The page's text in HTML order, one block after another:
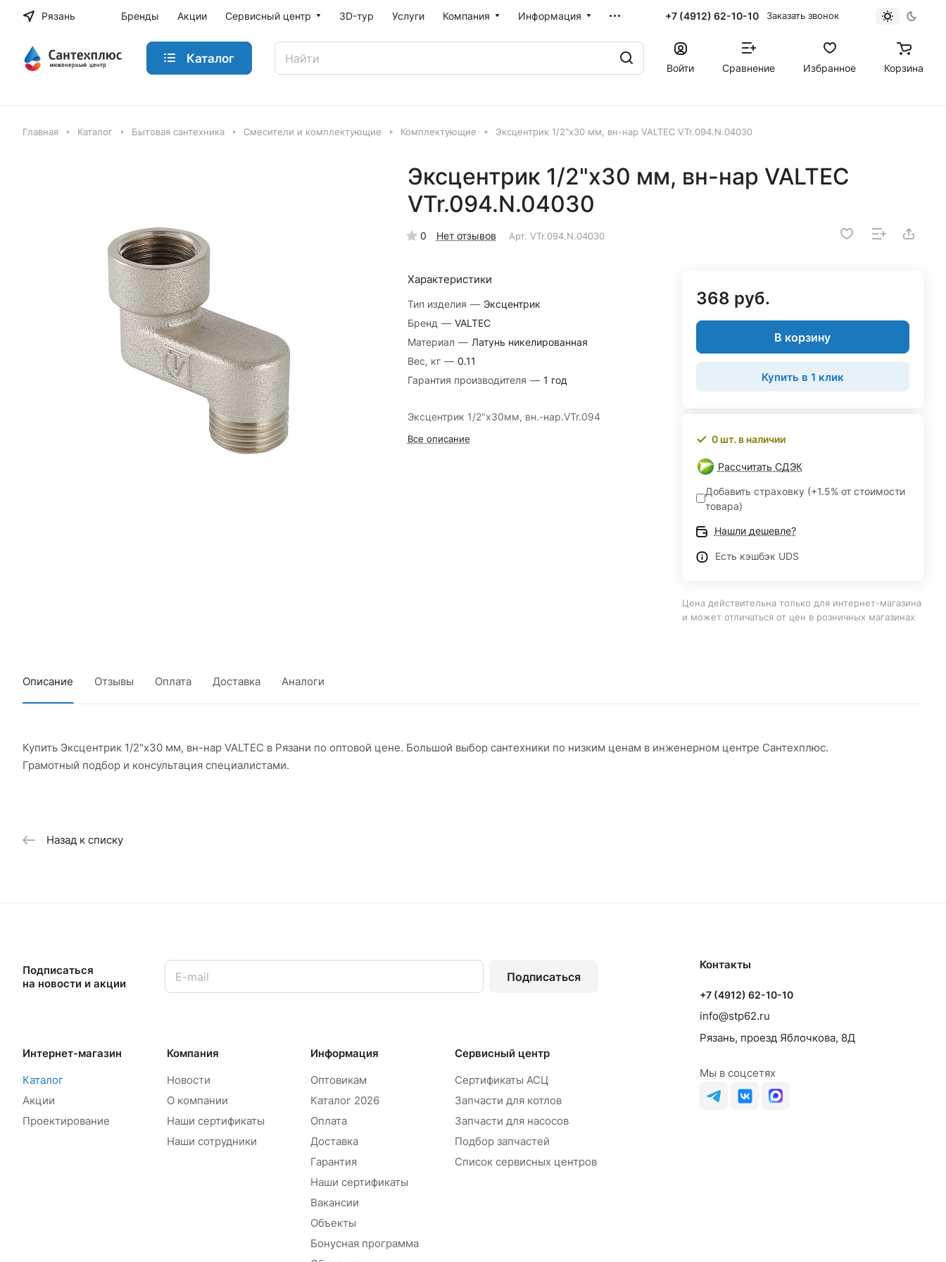
Рязань Бренды Акции Сервисный центр 3D-тур Услуги Компания Информация +7 (4912) 62-10-10 Заказать звонок
Каталог
Войти Сравнение Избранное Корзина
Главная Каталог Бытовая сантехника Смесители и комплектующие Комплектующие Эксцентрик 1/2"x30 мм, вн-нар VALTEC VTr.094.N.04030
Эксцентрик 1/2"x30 мм, вн-нар VALTEC
VTr.094.N.04030
0 Нет отзывов Арт. VTr.094.N.04030
Характеристики
Тип изделия — Эксцентрик
Бренд — VALTEC
Материал — Латунь никелированная
Вес, кг — 0.11
Гарантия производителя — 1 год
Эксцентрик 1/2"x30мм, вн.-нар.VTr.094
Все описание
368 руб.
В корзину
Купить в 1 клик
0 шт. в наличии
Рассчитать СДЭК
Добавить страховку (+1.5% от стоимости
товара)
Нашли дешевле?
Есть кэшбэк UDS
Цена действительна только для интернет-магазина
и может отличаться от цен в розничных магазинах
Описание Отзывы Оплата Доставка Аналоги
Купить Эксцентрик 1/2"x30 мм, вн-нар VALTEC в Рязани по оптовой цене. Большой выбор сантехники по низким ценам в инженерном центре Сантехплюс.
Грамотный подбор и консультация специалистами.
Назад к списку
Подписаться
на новости и акции
Подписаться
Интернет-магазин
Каталог
Акции
Проектирование
Компания
Новости
О компании
Наши сертификаты
Наши сотрудники
Информация
Оптовикам
Каталог 2026
Оплата
Доставка
Гарантия
Наши сертификаты
Вакансии
Объекты
Бонусная программа
Сервисный центр
Сертификаты АСЦ
Запчасти для котлов
Запчасти для насосов
Подбор запчастей
Список сервисных центров
Контакты
+7 (4912) 62-10-10
info@stp62.ru
Рязань, проезд Яблочкова, 8Д
Мы в соцсетях